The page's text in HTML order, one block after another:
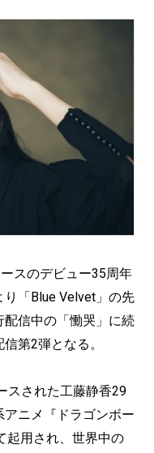
スのデビュー35周年
「Blue Velvet」の先
信中の「慟哭」に続
第2弾となる。
スされた工藤静香29
ニメ『ドラゴンボー
起用され、世界中の